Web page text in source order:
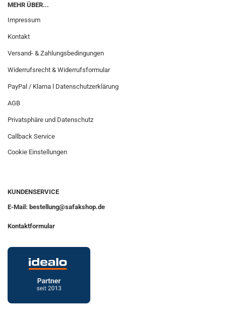
MEHR ÜBER...
Impressum
Kontakt
Versand- & Zahlungsbedingungen
Widerrufsrecht & Widerrufsformular
PayPal / Klarna l Datenschutzerklärung
AGB
Privatsphäre und Datenschutz
Callback Service
Cookie Einstellungen
KUNDENSERVICE
E-Mail: bestellung@safakshop.de
Kontaktformular